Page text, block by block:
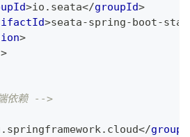
>io.seata</groupId>
>seata-spring-boot-
>
>
依赖 -->
</